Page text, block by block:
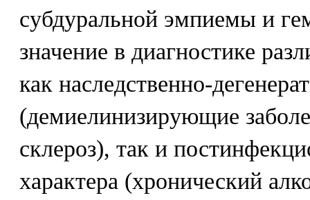
субдуральной эмпиемы и
значение в диагностике
как наследственно-
(демиелинизирующие
склероз), так и
характера (хронический